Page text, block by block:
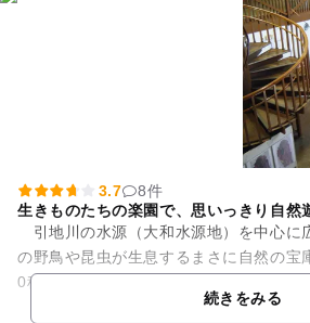
3.7
8件
生きものたちの楽園で、思いっきり自然
引地川の水源（大和水源地）を中心に
の野鳥や昆虫が生息するまさに自然の宝
0種の植物や80種の野鳥を見ることがで
り、小川ありでとことん...続きをみる